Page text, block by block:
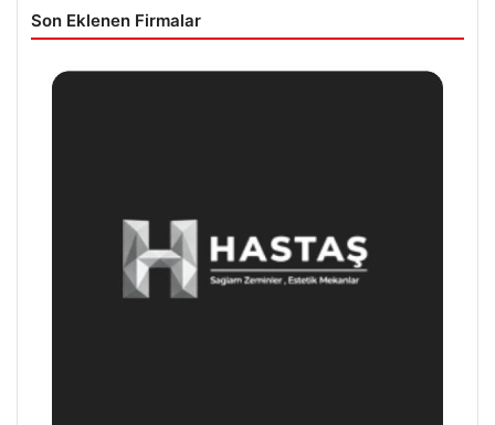
Son Eklenen Firmalar